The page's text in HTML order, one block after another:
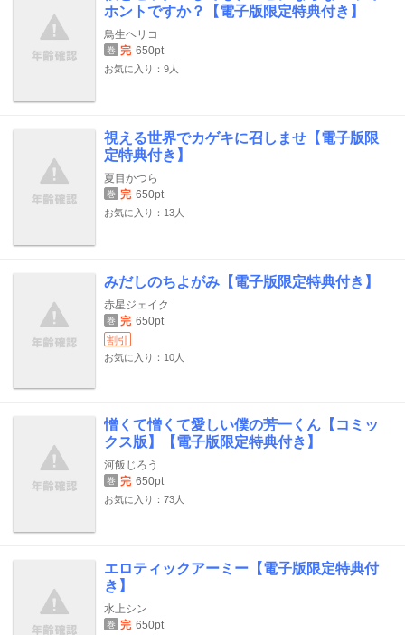
ホントですか？【電子版限定特典付き】
鳥生ヘリコ
巻 完 650pt
お気に入り：9人
視える世界でカゲキに召しませ【電子版限
定特典付き】
夏目かつら
巻 完 650pt
お気に入り：13人
みだしのちよがみ【電子版限定特典付き】
赤星ジェイク
巻 完 650pt
割引
お気に入り：10人
憎くて憎くて愛しい僕の芳一くん【コミッ
クス版】【電子版限定特典付き】
河飯じろう
巻 完 650pt
お気に入り：73人
エロティックアーミー【電子版限定特典付
き】
水上シン
巻 完 650pt